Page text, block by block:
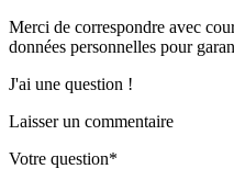
Merci de correspondre avec
données personnelles pour
J'ai une question !
Laisser un commentaire
Votre question*